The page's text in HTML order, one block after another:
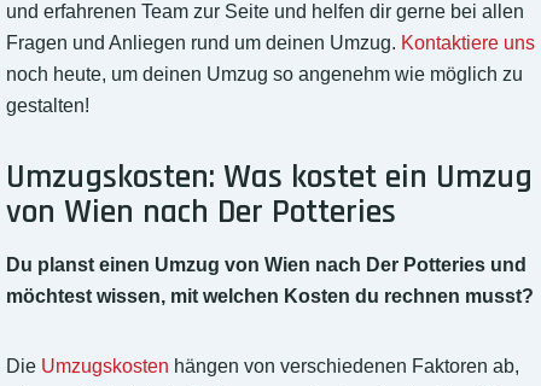
und erfahrenen Team zur Seite und helfen dir gerne bei allen
Fragen und Anliegen rund um deinen Umzug. Kontaktiere uns
noch heute, um deinen Umzug so angenehm wie möglich zu
gestalten!
Umzugskosten: Was kostet ein Umzug
von Wien nach Der Potteries
Du planst einen Umzug von Wien nach Der Potteries und
möchtest wissen, mit welchen Kosten du rechnen musst?
Die Umzugskosten hängen von verschiedenen Faktoren ab,